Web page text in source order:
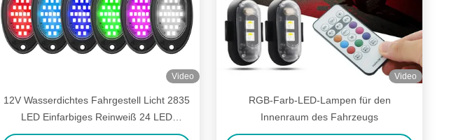
Video
12V Wasserdichtes Fahrgestell Licht 2835
LED Einfarbiges Reinweiß 24 LED
Felslicht Für Lkw Jeep ATV UTV Offroad
Video
RGB-Farb-LED-Lampen für den
Innenraum des Fahrzeugs